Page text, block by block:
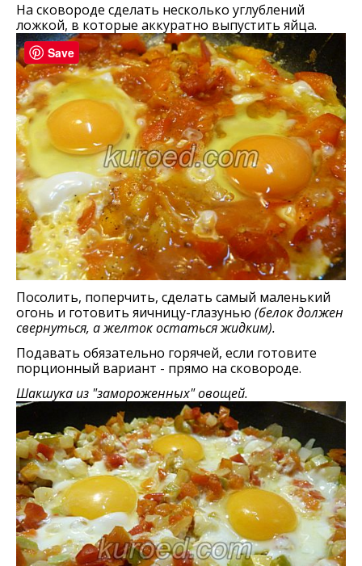
На сковороде сделать несколько углублений
ложкой, в которые аккуратно выпустить яйца.
Посолить, поперчить, сделать самый маленький
огонь и готовить яичницу-глазунью (белок должен
свернуться, а желток остаться жидким).
Подавать обязательно горячей, если готовите
порционный вариант - прямо на сковороде.
Шакшука из "замороженных" овощей.
Save